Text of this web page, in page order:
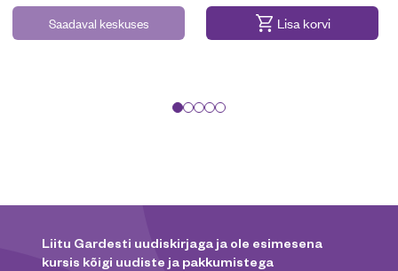
Saadaval keskuses Lisa korvi
Liitu Gardesti uudiskirjaga ja ole esimesena
kursis kõigi uudiste ja pakkumistega